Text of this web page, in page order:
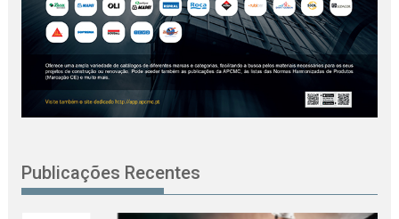
Publicações Recentes